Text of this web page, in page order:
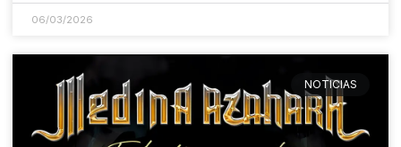
06/03/2026
NOTICIAS